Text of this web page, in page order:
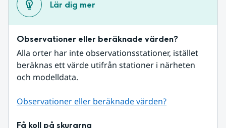
Lär dig mer
Observationer eller beräknade värden?
Alla orter har inte observationsstationer, istället
beräknas ett värde utifrån stationer i närheten
och modelldata.
Observationer eller beräknade värden?
Få koll på skurarna